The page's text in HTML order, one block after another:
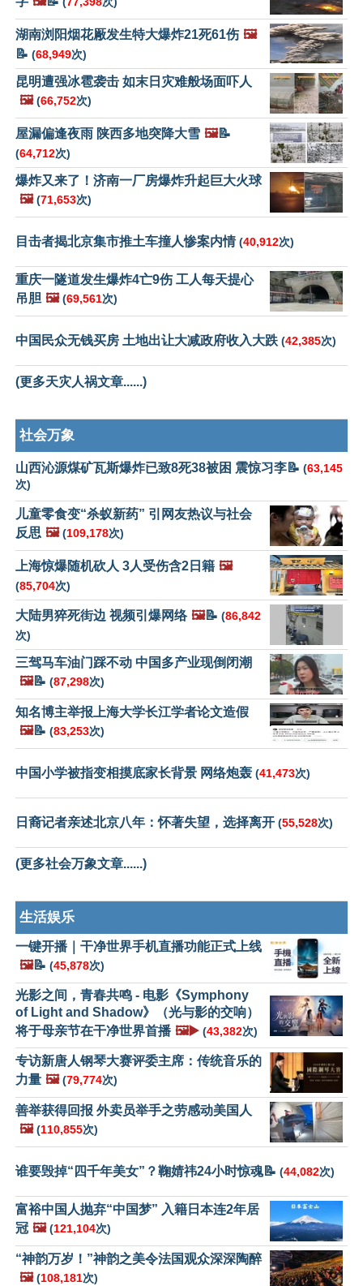
湖南浏阳烟花厰发生特大爆炸21死61伤 🖼️
📝 (68,949次)
昆明遭强冰雹袭击 如末日灾难般场面吓人
🖼️ (66,752次)
屋漏偏逢夜雨 陕西多地突降大雪 🖼️📝
(64,712次)
爆炸又来了！济南一厂房爆炸升起巨大火球
🖼️ (71,653次)
目击者揭北京集市推土车撞人惨案内情(40,912次)
重庆一隧道发生爆炸4亡9伤 工人每天提心
吊胆 🖼️ (69,561次)
中国民众无钱买房 土地出让大减政府收入大跌 (42,385次)
(更多天灾人祸文章......)
社会万象
山西沁源煤矿瓦斯爆炸已致8死38被困 震惊习李📝 (63,145
次)
儿童零食变“杀蚁新药” 引网友热议与社会
反思 🖼️ (109,178次)
上海惊爆随机砍人 3人受伤含2日籍 🖼️
(85,704次)
大陆男猝死街边 视频引爆网络 🖼️📝 (86,842
次)
三驾马车油门踩不动 中国多产业现倒闭潮
🖼️📝 (87,298次)
知名博主举报上海大学长江学者论文造假
🖼️📝 (83,253次)
中国小学被指变相摸底家长背景 网络炮轰 (41,473次)
日裔记者亲述北京八年：怀著失望，选择离开 (55,528次)
(更多社会万象文章......)
生活娱乐
一键开播｜干净世界手机直播功能正式上线
🖼️📝 (45,878次)
光影之间，青春共鸣 - 电影《Symphony
of Light and Shadow》（光与影的交响）
将于母亲节在干净世界首播 🖼️▶️ (43,382次)
专访新唐人钢琴大赛评委主席：传统音乐的
力量 🖼️ (79,774次)
善举获得回报 外卖员举手之劳感动美国人
🖼️ (110,855次)
谁要毁掉“四千年美女”？鞠婧祎24小时惊魂📝 (44,082次)
富裕中国人抛弃“中国梦” 入籍日本连2年居
冠 🖼️ (121,104次)
“神韵万岁！”神韵之美令法国观众深深陶醉
🖼️ (108,181次)